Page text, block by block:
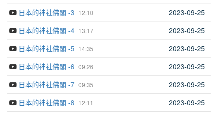
12:10
日本的神社佛閣 -3 2023-09-25
13:17
日本的神社佛閣 -4 2023-09-25
14:35
日本的神社佛閣 -5 2023-09-25
09:26
日本的神社佛閣 -6 2023-09-25
09:35
日本的神社佛閣 -7 2023-09-25
12:11
日本的神社佛閣 -8 2023-09-25